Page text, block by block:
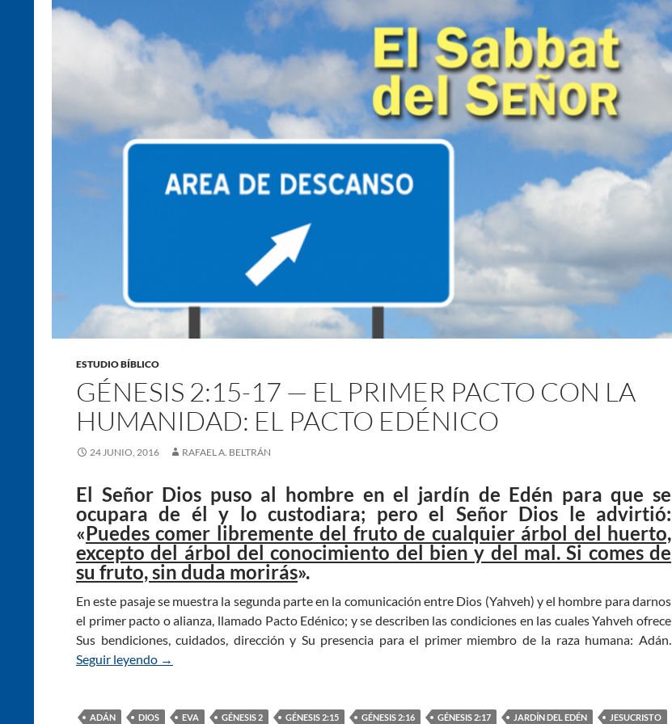
ESTUDIO BÍBLICO
GÉNESIS 2:15-17 — EL PRIMER PACTO CON LA
HUMANIDAD: EL PACTO EDÉNICO
24 JUNIO, 2016 RAFAEL A. BELTRÁN
El Señor Dios puso al hombre en el jardín de Edén para que se
ocupara de él y lo custodiara; pero el Señor Dios le advirtió:
«Puedes comer libremente del fruto de cualquier árbol del huerto,
excepto del árbol del conocimiento del bien y del mal. Si comes de
su fruto, sin duda morirás».
En este pasaje se muestra la segunda parte en la comunicación entre Dios (Yahveh) y el hombre para darnos
el primer pacto o alianza, llamado Pacto Edénico; y se describen las condiciones en las cuales Yahveh ofrece
Sus bendiciones, cuidados, dirección y Su presencia para el primer miembro de la raza humana: Adán.
Seguir leyendo Génesis 2:15-17 — El Primer Pacto con la Humanidad: El Pacto Edénico
→
ADÁN DIOS EVA GÉNESIS 2 GÉNESIS 2:15 GÉNESIS 2:16 GÉNESIS 2:17 JARDÍN DEL EDÉN JESUCRISTO